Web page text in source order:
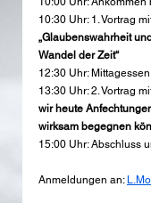
10:30 Uhr: 1. Vortrag
„Glaubenswahrheit
Wandel der Zeit“
12:30 Uhr: Mittagessen
13:30 Uhr: 2. Vortrag
wir heute
wirksam begegnen
15:00 Uhr: Abschluss
Anmeldungen an: